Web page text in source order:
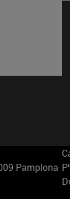
Pamplona